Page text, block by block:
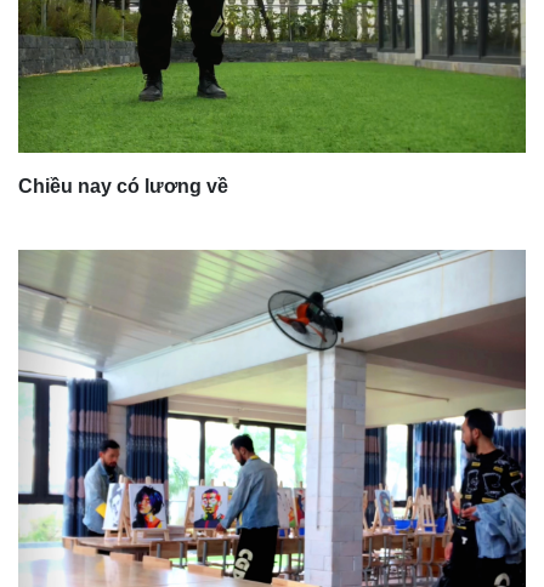
Chiều nay có lương về